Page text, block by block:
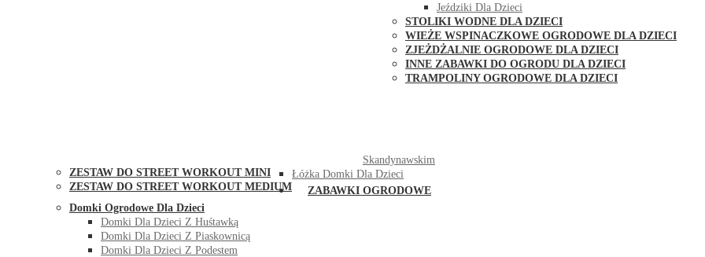
Jeździki Dla Dzieci
STOLIKI WODNE DLA DZIECI
WIEŻE WSPINACZKOWE OGRODOWE DLA DZIECI
ZJEŻDŻALNIE OGRODOWE DLA DZIECI
INNE ZABAWKI DO OGRODU DLA DZIECI
TRAMPOLINY OGRODOWE DLA DZIECI
ZESTAW DO STREET WORKOUT MINI
ZESTAW DO STREET WORKOUT MEDIUM
Skandynawskim
Łóżka Domki Dla Dzieci
ZABAWKI OGRODOWE
Domki Ogrodowe Dla Dzieci
Domki Dla Dzieci Z Huśtawką
Domki Dla Dzieci Z Piaskownicą
Domki Dla Dzieci Z Podestem